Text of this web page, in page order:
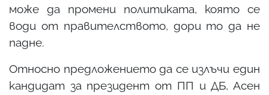
може да промени политиката, която се
води от правителството, дори то да не
падне.
Относно предложението да се излъчи един
кандидат за президент от ПП и ДБ, Асен